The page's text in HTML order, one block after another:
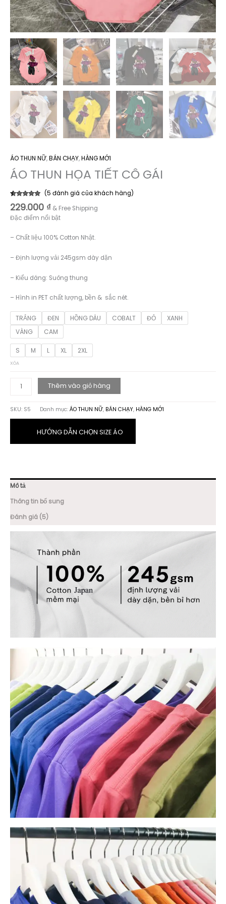
ÁO THUN NỮ,BÁN CHẠY,HÀNG MỚI
ÁO THUN HỌA TIẾT CÔ GÁI
5.00 trên 5
dựa trên
5
(5 đánh giá của khách hàng)
229.000 ₫ & Free Shipping
Đặc điểm nổi bật
– Chất liệu 100% Cotton Nhật.
– Định lượng vải 245gsm dày dặn
– Kiểu dáng: Suông thung
– Hình in PET chất lượng, bền & sắc nét.
TRẮNG ĐEN HỒNG DÂU COBALT ĐỎ
XANH
VÀNG
CAM
S M L XL 2XL
XÓA
TIẾT
CÔ
Thêm vào giỏ hàng
SKU: S5 Danh mục: ÁO THUN NỮ, BÁN CHẠY, HÀNG MỚI
HƯỚNG DẪN CHỌN SIZE ÁO
Mô tả
Thông tin bổ sung
Đánh giá (5)